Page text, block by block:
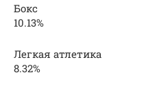
Бокс
10.13%
Легкая атлетика
8.32%